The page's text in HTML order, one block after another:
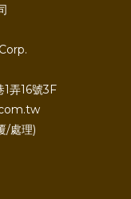
1弄16號3F
/處理)